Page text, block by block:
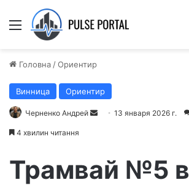
Меню
Головна /Ориентир
Винница Ориентир
Черненко Андрей
а
13 января 2026 г.
4 хвилин читання
Трамвай №5 в